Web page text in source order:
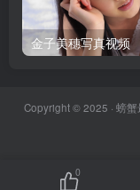
金子美穗写真视频
Copyright © 2025 · 螃蟹
0